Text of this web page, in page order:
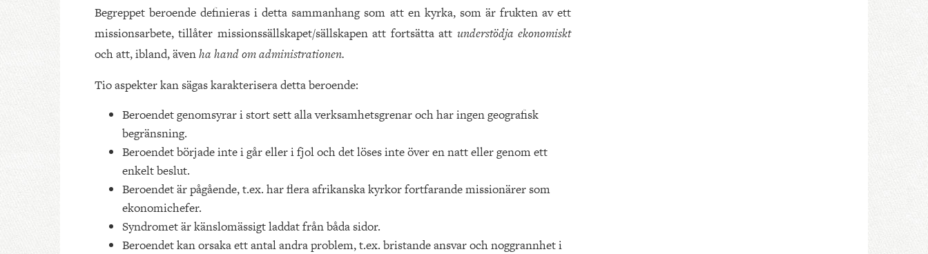
Begreppet beroende definieras i detta sammanhang som att en kyrka, som är frukten av ett
missionsarbete, tillåter missionssällskapet/sällskapen att fortsätta att understödja ekonomiskt
och att, ibland, ävenha hand om administrationen.
Tio aspekter kan sägas karakterisera detta beroende:
Beroendet genomsyrar i stort sett alla verksamhetsgrenar och har ingen geografisk
begränsning.
Beroendet började inte i går eller i fjol och det löses inte över en natt eller genom ett
enkelt beslut.
Beroendet är pågående, t.ex. har flera afrikanska kyrkor fortfarande missionärer som
ekonomichefer.
Syndromet är känslomässigt laddat från båda sidor.
Beroendet kan orsaka ett antal andra problem, t.ex. bristande ansvar och noggrannhet i